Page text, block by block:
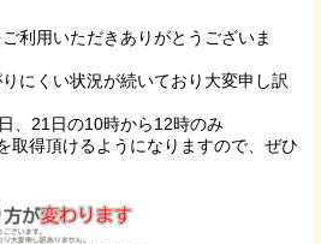
利用いただきありがとうございま
にくい状況が続いており大変申し訳
、21日の10時から12時のみ
取得頂けるようになりますので、ぜひ